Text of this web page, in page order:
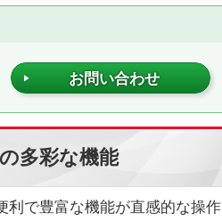
お問い合わせ
多彩な機能
利で豊富な機能が直感的な操作